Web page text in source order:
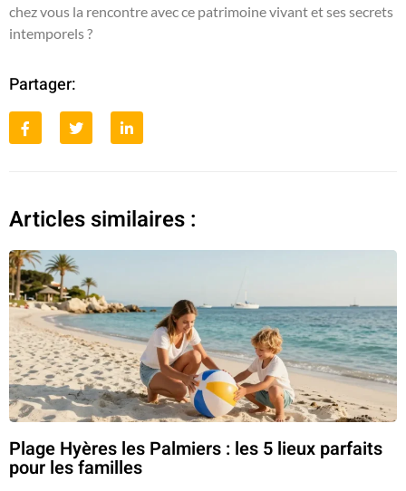
chez vous la rencontre avec ce patrimoine vivant et ses secrets
intemporels ?
Partager:
Articles similaires :
Plage Hyères les Palmiers : les 5 lieux parfaits
pour les familles